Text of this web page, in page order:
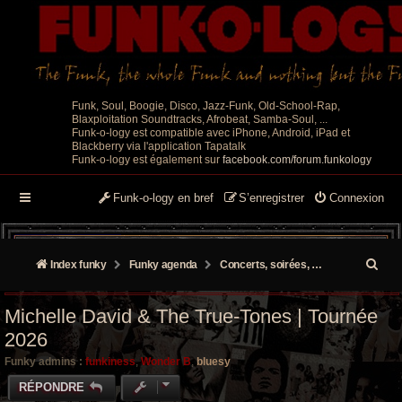
Funk, Soul, Boogie, Disco, Jazz-Funk, Old-School-Rap,
Blaxploitation Soundtracks, Afrobeat, Samba-Soul, ...
Funk-o-logy est compatible avec iPhone, Android, iPad et
Blackberry via l'application Tapatalk
Funk-o-logy est également sur facebook.com/forum.funkology
Connexion
S’enregistrer
Funk-o-logy en bref
Index funky Funky agenda Concerts, soirées, événements
e
Michelle David & The True-Tones | Tournée
2026
Funky admins : funkiness,Wonder B,bluesy
RÉPONDRE